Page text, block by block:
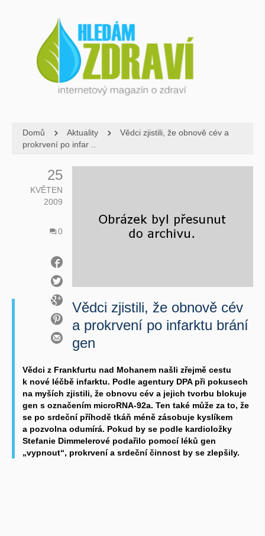
Domů Aktuality
Vědci zjistili, že obnově cév a
prokrvení po infar ..
25
KVĚTEN
2009
0
Vědci zjistili, že obnově cév
a prokrvení po infarktu brání
gen
Vědci z Frankfurtu nad Mohanem našli zřejmě cestu
k nové léčbě infarktu. Podle agentury DPA při pokusech
na myších zjistili, že obnovu cév a jejich tvorbu blokuje
gen s označením microRNA-92a. Ten také může za to, že
se po srdeční příhodě tkáň méně zásobuje kyslíkem
a pozvolna odumírá. Pokud by se podle kardioložky
Stefanie Dimmelerové podařilo pomocí léků gen
„vypnout“, prokrvení a srdeční činnost by se zlepšily.